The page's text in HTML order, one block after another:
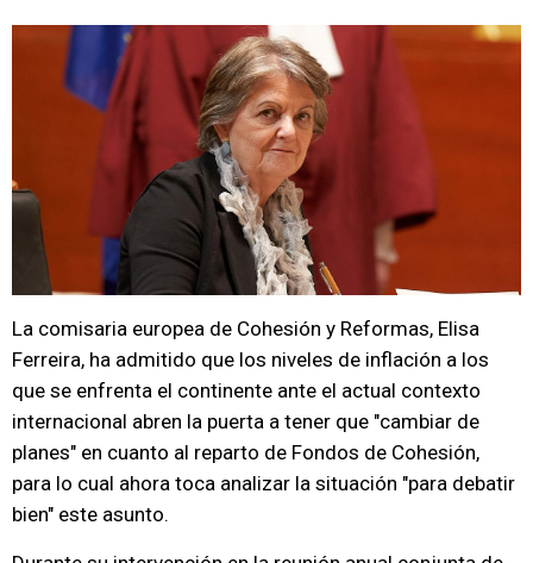
La comisaria europea de Cohesión y Reformas, Elisa
Ferreira, ha admitido que los niveles de inflación a los
que se enfrenta el continente ante el actual contexto
internacional abren la puerta a tener que "cambiar de
planes" en cuanto al reparto de Fondos de Cohesión,
para lo cual ahora toca analizar la situación "para debatir
bien" este asunto.